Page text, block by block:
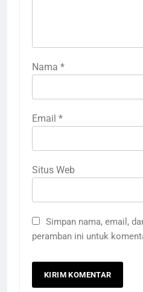
Nama *
Email *
Situs Web
Simpan nama, email,
peramban ini untuk